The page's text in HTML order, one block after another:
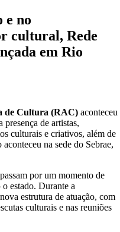
e no
cultural, Rede
em Rio
de Cultura (RAC) aconteceu
de artistas,
culturais e criativos, além de
na sede do Sebrae,
por um momento de
estado. Durante a
estrutura de atuação, com
culturais e nas reuniões